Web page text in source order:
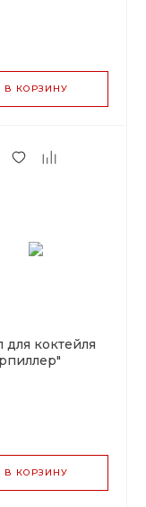
В КОРЗИНУ
для коктейля
В КОРЗИНУ